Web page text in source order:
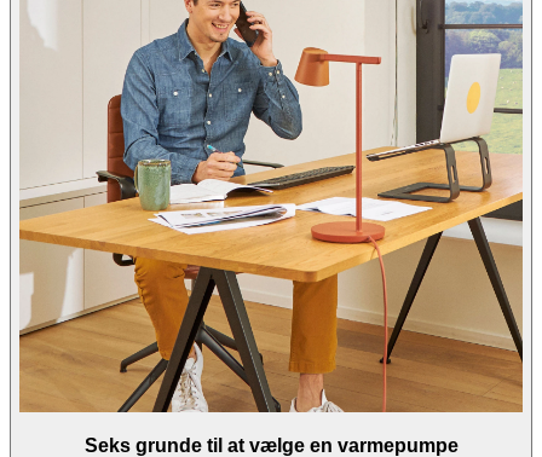
Seks grunde til at vælge en varmepumpe